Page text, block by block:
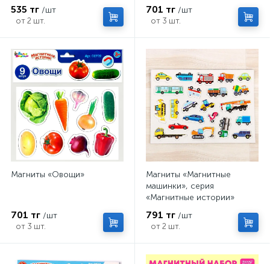
535 тг /шт
от 2 шт.
701 тг /шт
от 3 шт.
Магниты «Овощи»
701 тг /шт
от 3 шт.
Магниты «Магнитные
машинки», серия
«Магнитные истории»
791 тг /шт
от 2 шт.